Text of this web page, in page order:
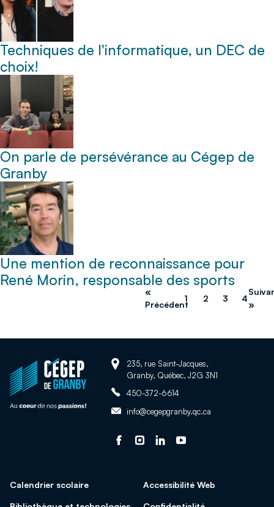
Techniques de l'informatique, un DEC de
choix!
On parle de persévérance au Cégep de
Granby
Une mention de reconnaissance pour
René Morin, responsable des sports
«
Précédent
1 2 3 4
»
Retour
à
page
Adresse:235, rue Saint-Jacques,
Granby, Québec, J2G 3N1
Téléphone:
450-372-6614
Adresse
info@cegepgranby.qc.ca
Suivez-
facebook
Ce
Suivez-
Instagram
Ce
dans
Suivez-
Linked
Ce
dans
Suivez-
Youtube
Ce
dans
Calendrier scolaire Accessibilité Web